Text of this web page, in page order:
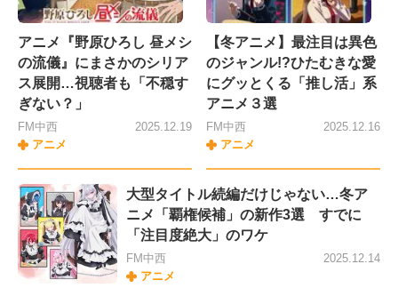
アニメ『野原ひろし 昼メシ
の流儀』にまさかのシリア
ス展開…視聴者も「不穏す
ぎない？」
FM中西
アニメ
2025.12.19
【冬アニメ】最注目は異色
のジャンル!?ひたむきな愛
にグッとくる「推し活」系
アニメ３選
FM中西
アニメ
2025.12.16
大型タイトル続編だけじゃない…冬ア
ニメ「覇権候補」の新作3選 すでに
「注目度絶大」のワケ
FM中西
アニメ
2025.12.14